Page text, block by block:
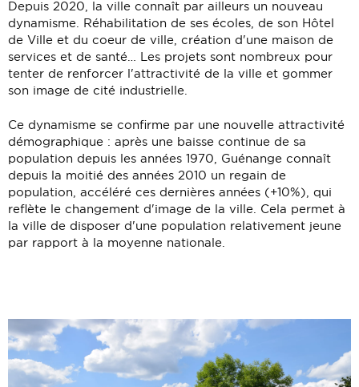
Depuis 2020, la ville connaît par ailleurs un nouveau
dynamisme. Réhabilitation de ses écoles, de son Hôtel
de Ville et du coeur de ville, création d'une maison de
services et de santé… Les projets sont nombreux pour
tenter de renforcer l'attractivité de la ville et gommer
son image de cité industrielle.
Ce dynamisme se confirme par une nouvelle attractivité
démographique : après une baisse continue de sa
population depuis les années 1970, Guénange connaît
depuis la moitié des années 2010 un regain de
population, accéléré ces dernières années (+10%), qui
reflète le changement d'image de la ville. Cela permet à
la ville de disposer d'une population relativement jeune
par rapport à la moyenne nationale.